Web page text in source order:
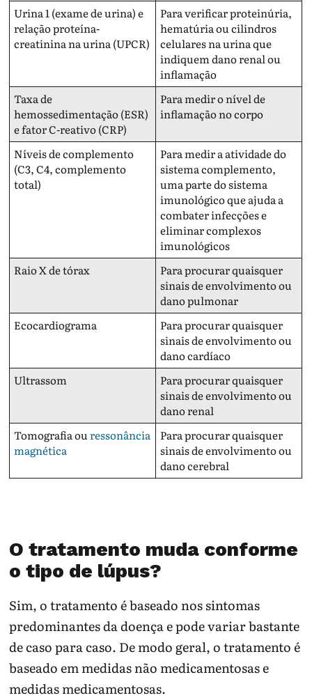
Urina 1 (exame de urina) e
relação proteína-
creatinina na urina (UPCR)
Para verificar proteinúria,
hematúria ou cilindros
celulares na urina que
indiquem dano renal ou
inflamação
Taxa de
hemossedimentação (ESR)
e fator C-reativo (CRP)
Para medir o nível de
inflamação no corpo
Níveis de complemento
(C3, C4, complemento
total)
Para medir a atividade do
sistema complemento,
uma parte do sistema
imunológico que ajuda a
combater infecções e
eliminar complexos
imunológicos
Raio X de tórax
Para procurar quaisquer
sinais de envolvimento ou
dano pulmonar
Ecocardiograma
Para procurar quaisquer
sinais de envolvimento ou
dano cardíaco
Ultrassom
Para procurar quaisquer
sinais de envolvimento ou
dano renal
Tomografia ouressonância
magnética
Para procurar quaisquer
sinais de envolvimento ou
dano cerebral
O tratamento muda conforme
o tipo de lúpus?
Sim, o tratamento é baseado nos sintomas
predominantes da doença e pode variar bastante
de caso para caso. De modo geral, o tratamento é
baseado em medidas não medicamentosas e
medidas medicamentosas.